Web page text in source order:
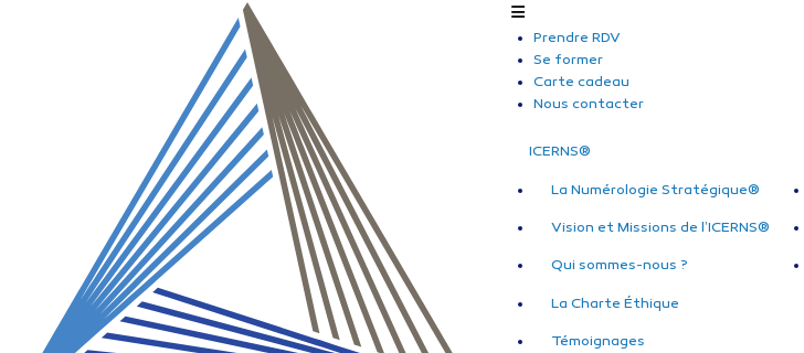
Prendre RDV
Se former
Carte cadeau
Nous contacter
ICERNS®
La Numérologie Stratégique®
Vision et Missions de l’ICERNS®
Qui sommes-nous ?
La Charte Éthique
Témoignages